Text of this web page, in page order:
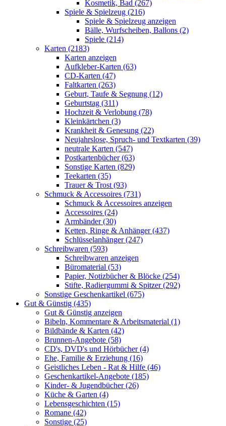
Kosmetik, Bad (267)
Spiele & Spielzeug (216)
Spiele & Spielzeug anzeigen
Bälle, Wurfscheiben, Ballons (2)
Spiele (214)
Karten (2183)
Karten anzeigen
Aufkleber-Karten (63)
CD-Karten (47)
Faltkarten (263)
Geburt, Taufe & Segnung (12)
Geburtstag (311)
Hochzeit & Verlobung (78)
Kleinkärtchen (3)
Krankheit & Genesung (22)
Neujahrslose, Spruch- und Textkarten (39)
neutrale Karten (547)
Postkartenbücher (63)
Sonstige Karten (829)
Teekarten (35)
Trauer & Trost (93)
Schmuck & Accessoires (731)
Schmuck & Accessoires anzeigen
Accessoires (24)
Armbänder (30)
Ketten, Ringe & Anhänger (437)
Schlüsselanhänger (247)
Schreibwaren (593)
Schreibwaren anzeigen
Büromaterial (53)
Papier, Notizbücher & Blöcke (254)
Stifte, Radiergummi & Spitzer (292)
Sonstige Geschenkartikel (675)
Gut & Günstig (435)
Gut & Günstig anzeigen
Bibeln, Kommentare & Arbeitsmaterial (1)
Bildbände & Karten (42)
Brunnen-Angebote (58)
CD's, DVD's und Hörbücher (4)
Ehe, Familie & Erziehung (16)
Geistliches Leben - Rat & Hilfe (46)
Geschenkartikel-Angebote (185)
Kinder- & Jugendbücher (26)
Küche & Garten (4)
Lebensgeschichten (15)
Romane (42)
Sonstige (25)